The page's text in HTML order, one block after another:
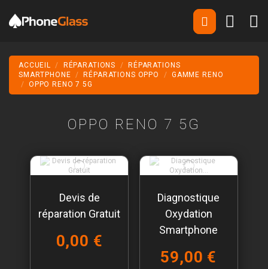
ACCUEIL RÉPARATIONS
RÉPARATIONS
SMARTPHONE
RÉPARATIONS OPPO
GAMME RENO
OPPO RENO 7 5G
OPPO RENO 7 5G
Devis de
réparation Gratuit
0,00 €
Diagnostique
Oxydation
Smartphone
59,00 €